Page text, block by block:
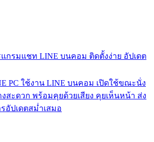
แกรมแชท LINE บนคอม ติดตั้งง่าย อัปเดต
PC ใช้งาน LINE บนคอม เปิดใช้ขณะนั่ง
สะดวก พร้อมคุยด้วยเสียง คุยเห็นหน้า ส่ง
อัปเดตสม่ำเสมอ